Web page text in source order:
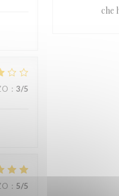
: 3/5
: 5/5
che